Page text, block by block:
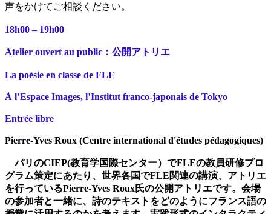
声をかけてご相談ください。
18h00 – 19h00
Atelier ouvert au public：公開アトリエ
La poésie en classe de FLE
À l’Espace Images, l’Institut franco-japonais de Tokyo
Entrée libre
Pierre-Yves Roux (Centre international d'études pédagogiques)
パリのCIEP(教育学国際センター）でFLEの教員研修プロ
グラム策定にあたり、世界各国でFLE関連の講演、アトリエ
を行っているPierre-Yves Roux氏の公開アトリエです。会場
の参加者と一緒に、詩のテキストをどのようにフランス語の